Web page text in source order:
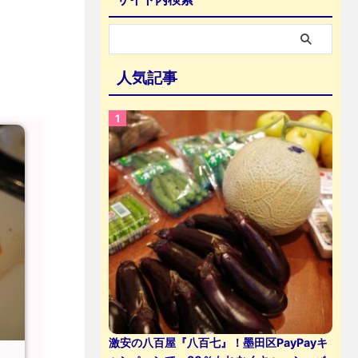
人気記事
激安の八百屋『八百七』！墨田区PayPayキ